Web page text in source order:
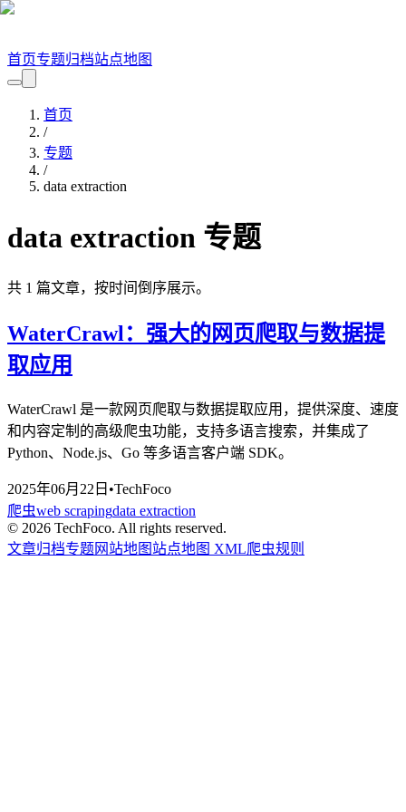
首页专题归档站点地图
首页
/
专题
/
data extraction
data extraction 专题
共 1 篇文章，按时间倒序展示。
WaterCrawl：强大的网页爬取与数据提
取应用
WaterCrawl 是一款网页爬取与数据提取应用，提供深度、速度
和内容定制的高级爬虫功能，支持多语言搜索，并集成了
Python、Node.js、Go 等多语言客户端 SDK。
2025年06月22日 •TechFoco
爬虫web scrapingdata extraction
© 2026 TechFoco. All rights reserved.
文章归档专题 网站地图 站点地图 XML爬虫规则